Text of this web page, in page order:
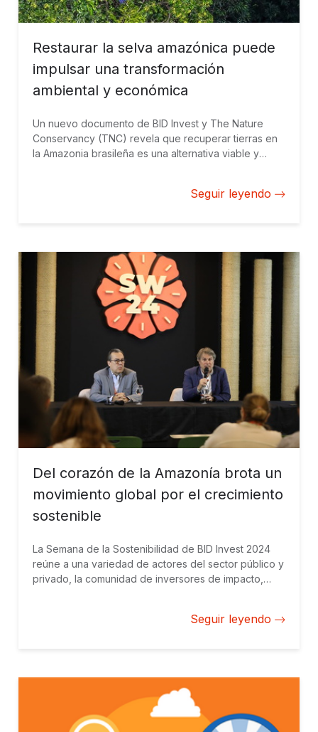
Restaurar la selva amazónica puede
impulsar una transformación
ambiental y económica
Un nuevo documento de BID Invest y The Nature
Conservancy (TNC) revela que recuperar tierras en
la Amazonia brasileña es una alternativa viable y
Seguir leyendo
Del corazón de la Amazonía brota un
movimiento global por el crecimiento
sostenible
La Semana de la Sostenibilidad de BID Invest 2024
reúne a una variedad de actores del sector público y
privado, la comunidad de inversores de impacto,
Seguir leyendo